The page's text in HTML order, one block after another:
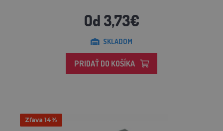
Od 3,73€
SKLADOM
PRIDAŤ DO KOŠÍKA
Zľava 14%